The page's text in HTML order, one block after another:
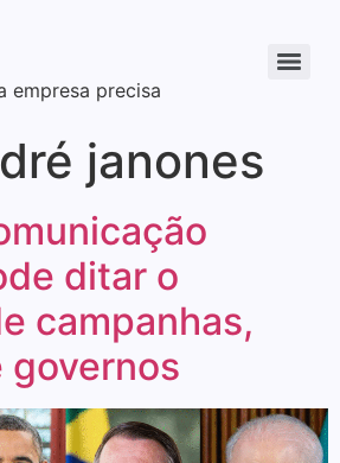
empresa precisa
janones
ditar o
campanhas,
governos